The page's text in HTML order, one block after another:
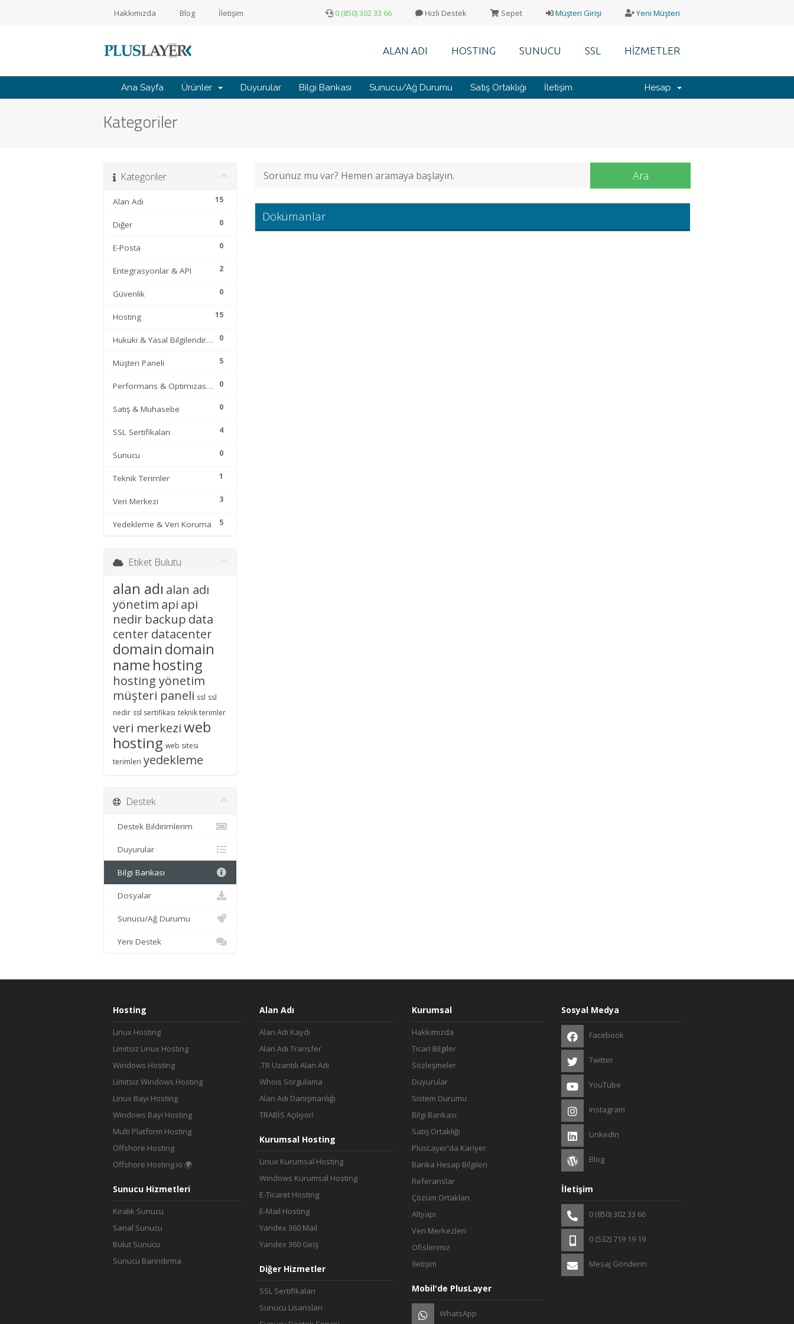
Hakkımızda Blog İletişim 0 (850) 302 33 66 Hızlı Destek Sepet Müşteri Girişi Yeni Müşteri
ALAN ADI HOSTING SUNUCU SSL HİZMETLER
Müşteri
Ana Sayfa Ürünler Duyurular Bilgi Bankası Sunucu/Ağ Durumu Satış Ortaklığı İletişim Hesap
Kategoriler
Kategoriler
15
Alan Adı
0
Diğer
0
E-Posta
2
Entegrasyonlar & API
0
Güvenlik
15
Hosting
0
Hukuki & Yasal Bilgilendirme
5
Müşteri Paneli
0
Performans & Optimizasyon
0
Satış & Muhasebe
4
SSL Sertifikaları
0
Sunucu
1
Teknik Terimler
3
Veri Merkezi
5
Yedekleme & Veri Koruma
Etiket Bulutu
alan adı alan adı
yönetim api api
nedir backup data
centerdatacenter
domain domain
name hosting
hosting yönetim
müşteri paneli ssl ssl
nedir ssl sertifikası teknik terimler
veri merkeziweb
hosting web sitesi
terimleri yedekleme
Destek
Destek Bildirimlerim
Duyurular
Bilgi Bankası
Dosyalar
Sunucu/Ağ Durumu
Yeni Destek
Ara
Dökümanlar
Hosting
Linux Hosting
Limitsiz Linux Hosting
Windows Hosting
Limitsiz Windows Hosting
Linux Bayi Hosting
Windows Bayi Hosting
Multi Platform Hosting
Offshore Hosting
Offshore Hosting.io 🌍
Sunucu Hizmetleri
Kiralık Sunucu
Sanal Sunucu
Bulut Sunucu
Sunucu Barındırma
Alan Adı
Alan Adı Kaydı
Alan Adı Transfer
.TR Uzantılı Alan Adı
Whois Sorgulama
Alan Adı Danışmanlığı
TRABİS Açılıyor!
Kurumsal Hosting
Linux Kurumsal Hosting
Windows Kurumsal Hosting
E-Ticaret Hosting
E-Mail Hosting
Yandex 360 Mail
Yandex 360 Giriş
Diğer Hizmetler
SSL Sertifikaları
Sunucu Lisansları
Kurumsal
Hakkımızda
Ticari Bilgiler
Sözleşmeler
Duyurular
Sistem Durumu
Bilgi Bankası
Satış Ortaklığı
PlusLayer'da Kariyer
Banka Hesap Bilgileri
Referanslar
Çözüm Ortakları
Altyapı
Veri Merkezleri
Ofislerimiz
İletişim
Mobil'de PlusLayer
WhatsApp
Sosyal Medya
Facebook
Twitter
YouTube
Instagram
LinkedIn
Blog
İletişim
0 (850) 302 33 66
0 (532) 719 19 19
Mesaj Gönderin